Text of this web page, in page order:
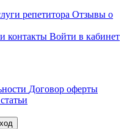
репетитора Отзывы о
контакты Войти в кабинет
Договор оферты